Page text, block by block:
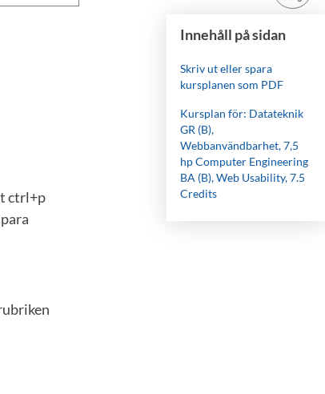
Innehåll på sidan
Skriv ut eller spara
kursplanen som PDF
Kursplan för: Datateknik
GR (B),
Webbanvändbarhet, 7,5
hp Computer Engineering
BA (B), Web Usability, 7.5
Credits
ctrl+p